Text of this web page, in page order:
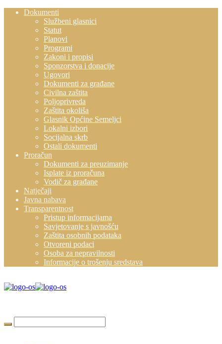
Dokumenti
Službeni glasnici
Statut
Planovi
Programi
Zakoni i propisi
Sponzorstva i donacije
Ugovori
Dokumenti za građane
Civilna zaštita
Poljoprivreda
Zaštita okoliša
Glasnik Općine Semeljci
Lokalni izbori
Socijalna skrb
Ostali dokumenti
Proračun
Dokumenti za preuzimanje
Isplate iz proračuna
Vodič za građane
Natječaji
Javna nabava
Transparentnost
Pristup informacijama
Savjetovanje s javnošću
Zaštita osobnih podataka
Otvoreni podaci
Osoba za nepravilnosti
Informacije o trošenju sredstava